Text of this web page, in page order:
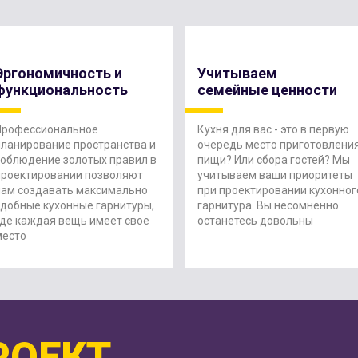
и
пространства и
золотых правил в
позволяют
создавать максимально
кухонные гарнитуры,
каждая вещь имеет свое
Учитываем
семейные ценности
Кухня для вас - это в первую
очередь место
пищи? Или сбора гостей? Мы
учитываем ваши приоритеты
при проектировании
гарнитура. Вы несомненно
останетесь довольны